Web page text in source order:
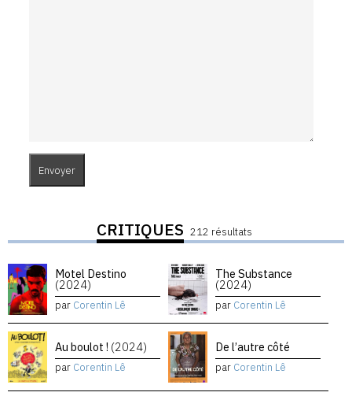
CRITIQUES 212 résultats
Motel Destino
(2024)
par Corentin Lê
The Substance
(2024)
par Corentin Lê
Au boulot ! (2024)
par Corentin Lê
De l’autre côté
par Corentin Lê